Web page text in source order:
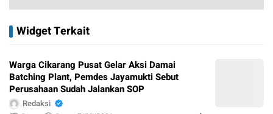
Widget Terkait
Warga Cikarang Pusat Gelar Aksi Damai
Batching Plant, Pemdes Jayamukti Sebut
Perusahaan Sudah Jalankan SOP
Redaksi